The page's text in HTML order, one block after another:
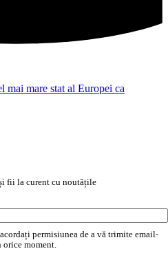
mai mare stat al Europei ca
fii la curent cu noutățile
permisiunea de a vă trimite email-
orice moment.